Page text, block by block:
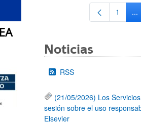
Página
1 ...
Noticias
RSS
(21/05/2026) Los
sesión sobre el uso
Elsevier